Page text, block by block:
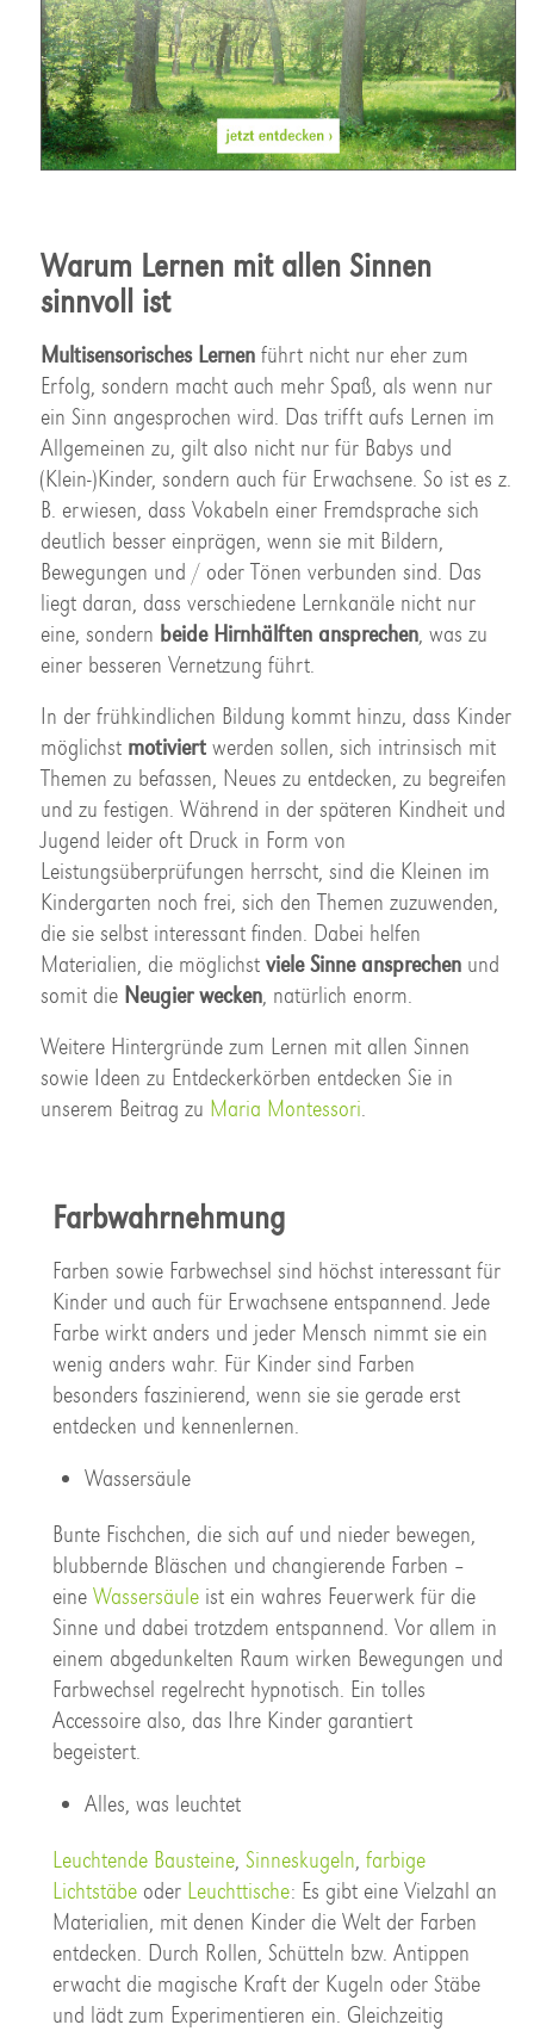
Warum Lernen mit allen Sinnen
sinnvoll ist
Multisensorisches Lernenführt nicht nur eher zum
Erfolg, sondern macht auch mehr Spaß, als wenn nur
ein Sinn angesprochen wird. Das trifft aufs Lernen im
Allgemeinen zu, gilt also nicht nur für Babys und
(Klein-)Kinder, sondern auch für Erwachsene. So ist es z.
B. erwiesen, dass Vokabeln einer Fremdsprache sich
deutlich besser einprägen, wenn sie mit Bildern,
Bewegungen und / oder Tönen verbunden sind. Das
liegt daran, dass verschiedene Lernkanäle nicht nur
eine, sondern beide Hirnhälften ansprechen, was zu
einer besseren Vernetzung führt.
In der frühkindlichen Bildung kommt hinzu, dass Kinder
möglichst motiviertwerden sollen, sich intrinsisch mit
Themen zu befassen, Neues zu entdecken, zu begreifen
und zu festigen. Während in der späteren Kindheit und
Jugend leider oft Druck in Form von
Leistungsüberprüfungen herrscht, sind die Kleinen im
Kindergarten noch frei, sich den Themen zuzuwenden,
die sie selbst interessant finden. Dabei helfen
Materialien, die möglichst viele Sinne ansprechenund
somit die Neugier wecken, natürlich enorm.
Weitere Hintergründe zum Lernen mit allen Sinnen
sowie Ideen zu Entdeckerkörben entdecken Sie in
unserem Beitrag zu Maria Montessori.
Farbwahrnehmung
Farben sowie Farbwechsel sind höchst interessant für
Kinder und auch für Erwachsene entspannend. Jede
Farbe wirkt anders und jeder Mensch nimmt sie ein
wenig anders wahr. Für Kinder sind Farben
besonders faszinierend, wenn sie sie gerade erst
entdecken und kennenlernen.
Wassersäule
Bunte Fischchen, die sich auf und nieder bewegen,
blubbernde Bläschen und changierende Farben –
eine Wassersäuleist ein wahres Feuerwerk für die
Sinne und dabei trotzdem entspannend. Vor allem in
einem abgedunkelten Raum wirken Bewegungen und
Farbwechsel regelrecht hypnotisch. Ein tolles
Accessoire also, das Ihre Kinder garantiert
begeistert.
Alles, was leuchtet
Leuchtende Bausteine, Sinneskugeln, farbige
Lichtstäbeoder Leuchttische: Es gibt eine Vielzahl an
Materialien, mit denen Kinder die Welt der Farben
entdecken. Durch Rollen, Schütteln bzw. Antippen
erwacht die magische Kraft der Kugeln oder Stäbe
und lädt zum Experimentieren ein. Gleichzeitig